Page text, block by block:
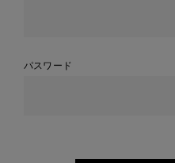
パスワード